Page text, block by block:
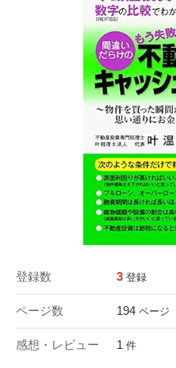
登録数 3 登録
ページ数 194 ページ
感想・レビュー 1 件